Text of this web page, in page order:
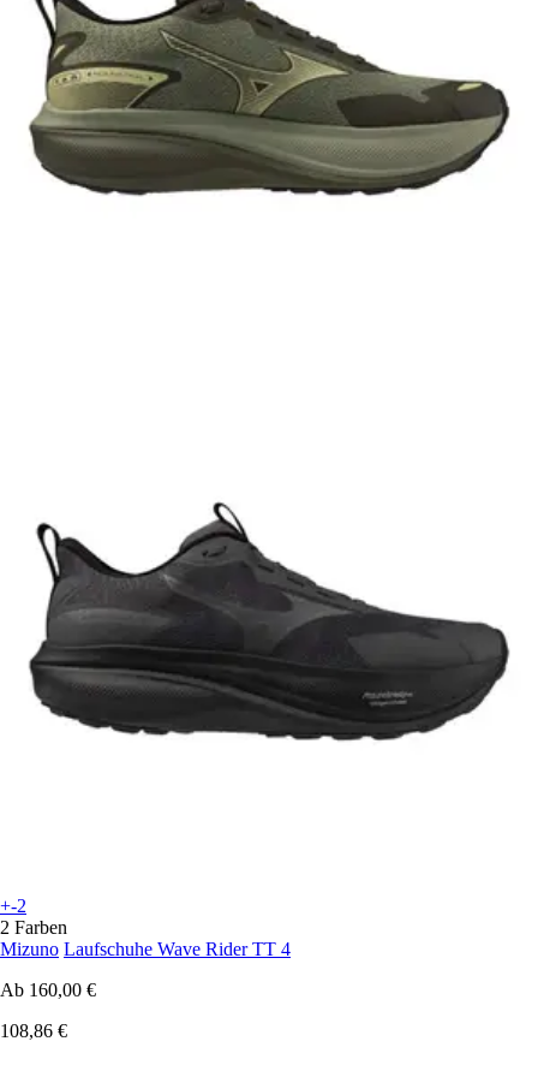
+-2
2 Farben
Mizuno Laufschuhe Wave Rider TT 4
Ab 160,00 €
108,86 €